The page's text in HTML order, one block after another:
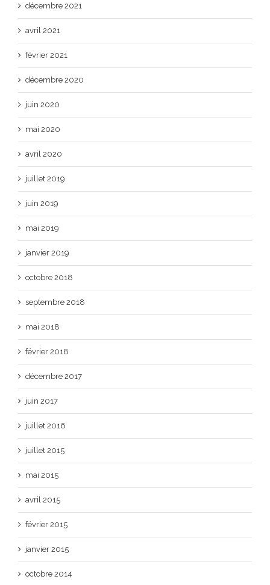
décembre 2021
avril 2021
février 2021
décembre 2020
juin 2020
mai 2020
avril 2020
juillet 2019
juin 2019
mai 2019
janvier 2019
octobre 2018
septembre 2018
mai 2018
février 2018
décembre 2017
juin 2017
juillet 2016
juillet 2015
mai 2015
avril 2015
février 2015
janvier 2015
octobre 2014